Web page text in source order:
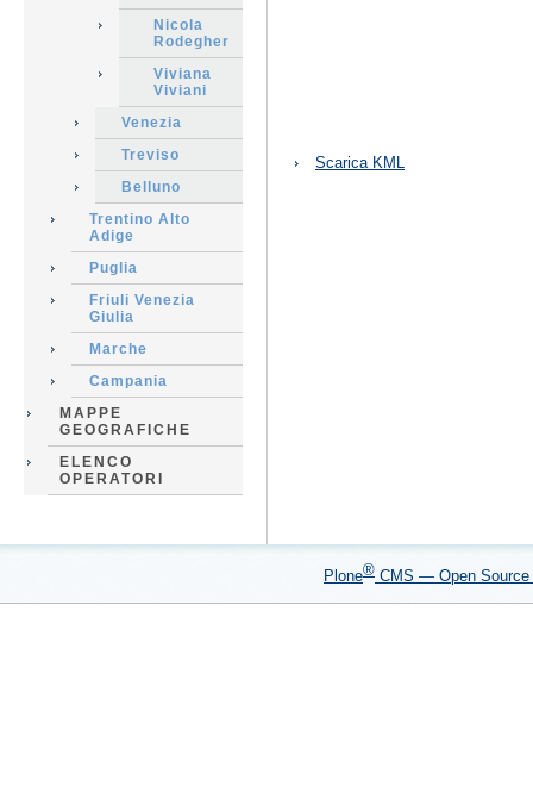
Nicola
Rodegher
Viviana
Viviani
Venezia
Treviso
Belluno
Trentino Alto
Adige
Puglia
Friuli Venezia
Giulia
Marche
Campania
MAPPE
GEOGRAFICHE
ELENCO
OPERATORI
Azioni
sul
Scarica KML
Plone® CMS — Open Source